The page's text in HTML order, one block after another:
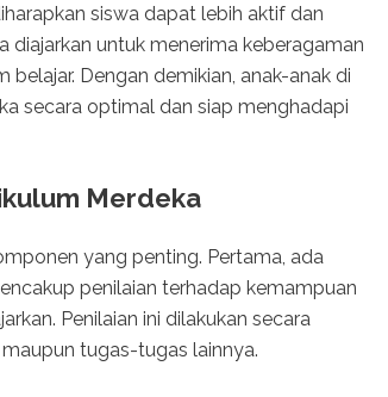
siswa dapat lebih aktif dan
diajarkan untuk menerima keberagaman
Dengan demikian, anak-anak di
secara optimal dan siap menghadapi
Merdeka
yang penting. Pertama, ada
penilaian terhadap kemampuan
Penilaian ini dilakukan secara
tugas-tugas lainnya.